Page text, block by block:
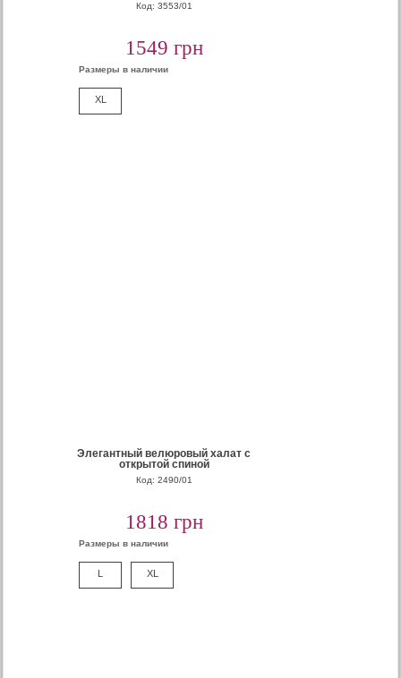
Код: 3553/01
1549 грн
Размеры в наличии
XL
Элегантный велюровый халат с
открытой спиной
Код: 2490/01
1818 грн
Размеры в наличии
L XL